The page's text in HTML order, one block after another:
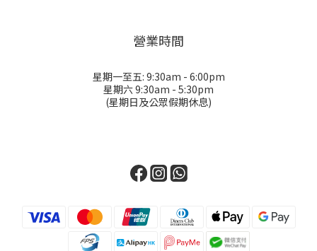
營業時間
星期一至五: 9:30am - 6:00pm
星期六 9:30am - 5:30pm
(星期日及公眾假期休息)